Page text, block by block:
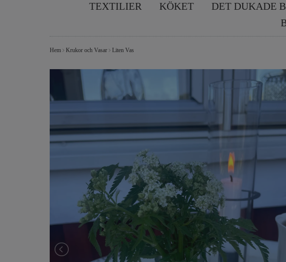
TEXTILIER
KÖKET DET DUKADE
Hem Krukor och Vasar Liten Vas